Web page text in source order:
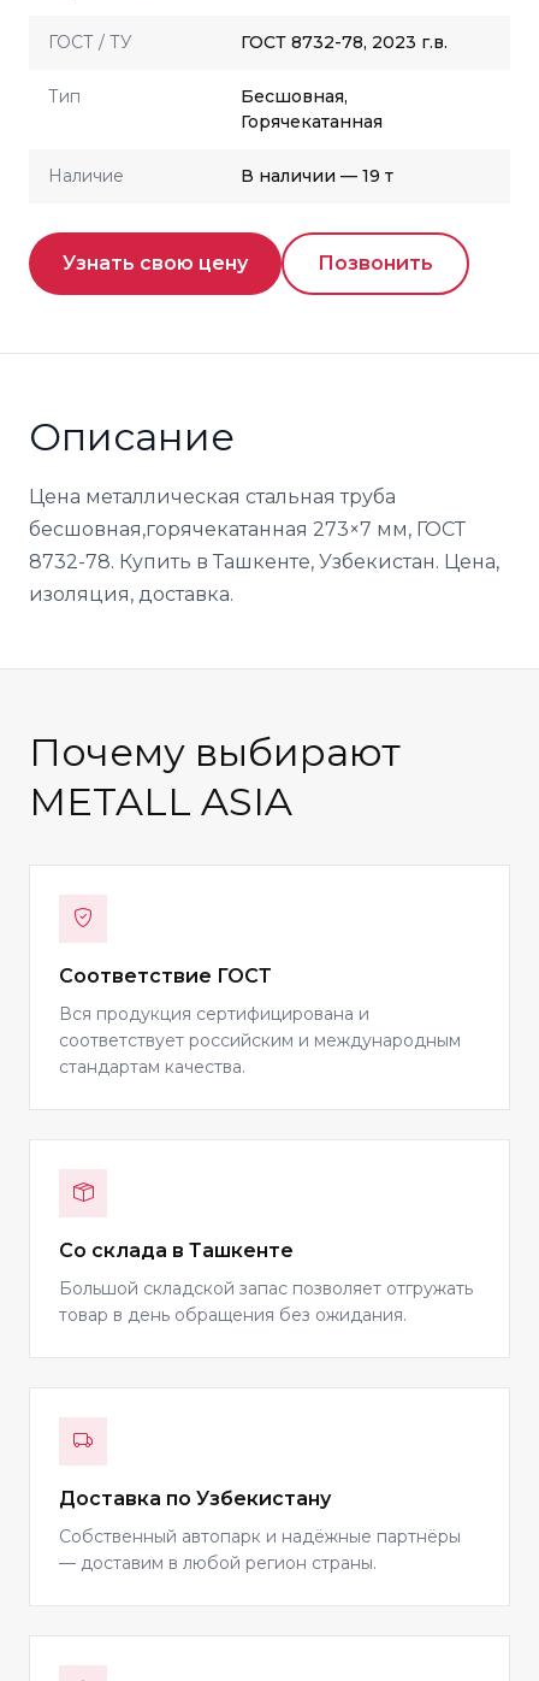
ГОСТ / ТУ ГОСТ 8732-78, 2023 г.в.
Тип
Бесшовная,
Горячекатанная
Наличие В наличии — 19 т
Узнать свою цену Позвонить
Описание
Цена металлическая стальная труба
бесшовная,горячекатанная 273×7 мм, ГОСТ
8732-78. Купить в Ташкенте, Узбекистан. Цена,
изоляция, доставка.
Почему выбирают
METALL ASIA
Соответствие ГОСТ
Вся продукция сертифицирована и
соответствует российским и международным
стандартам качества.
Со склада в Ташкенте
Большой складской запас позволяет отгружать
товар в день обращения без ожидания.
Доставка по Узбекистану
Собственный автопарк и надёжные партнёры
— доставим в любой регион страны.